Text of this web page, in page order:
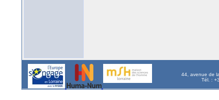
44, avenue de
Tél. :